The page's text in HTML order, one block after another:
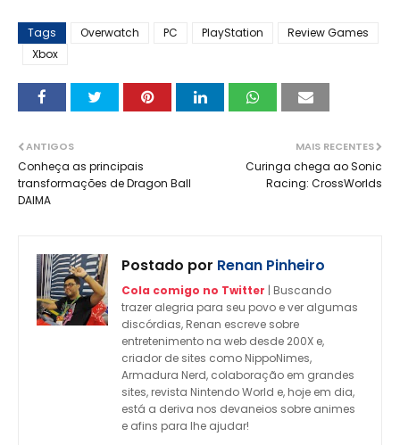
Tags Overwatch PC PlayStation
Review Games
Xbox
MAIS RECENTES
Curinga chega ao Sonic
Racing: CrossWorlds
ANTIGOS
Conheça as principais
transformações de Dragon Ball
DAIMA
Postado por Renan Pinheiro
Cola comigo no Twitter | Buscando
trazer alegria para seu povo e ver algumas
discórdias, Renan escreve sobre
entretenimento na web desde 200X e,
criador de sites como NippoNimes,
Armadura Nerd, colaboração em grandes
sites, revista Nintendo World e, hoje em dia,
está a deriva nos devaneios sobre animes
e afins para lhe ajudar!